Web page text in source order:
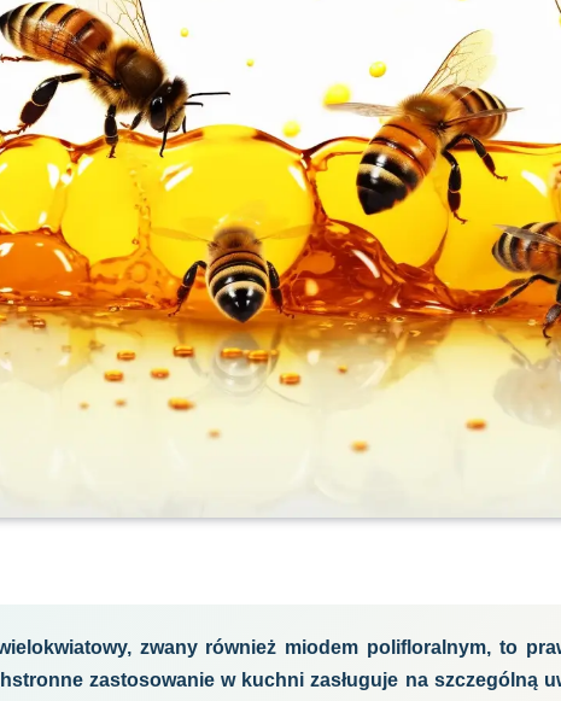
zwany również miodem polifloralnym, to
zastosowanie w kuchni zasługuje na szczególną